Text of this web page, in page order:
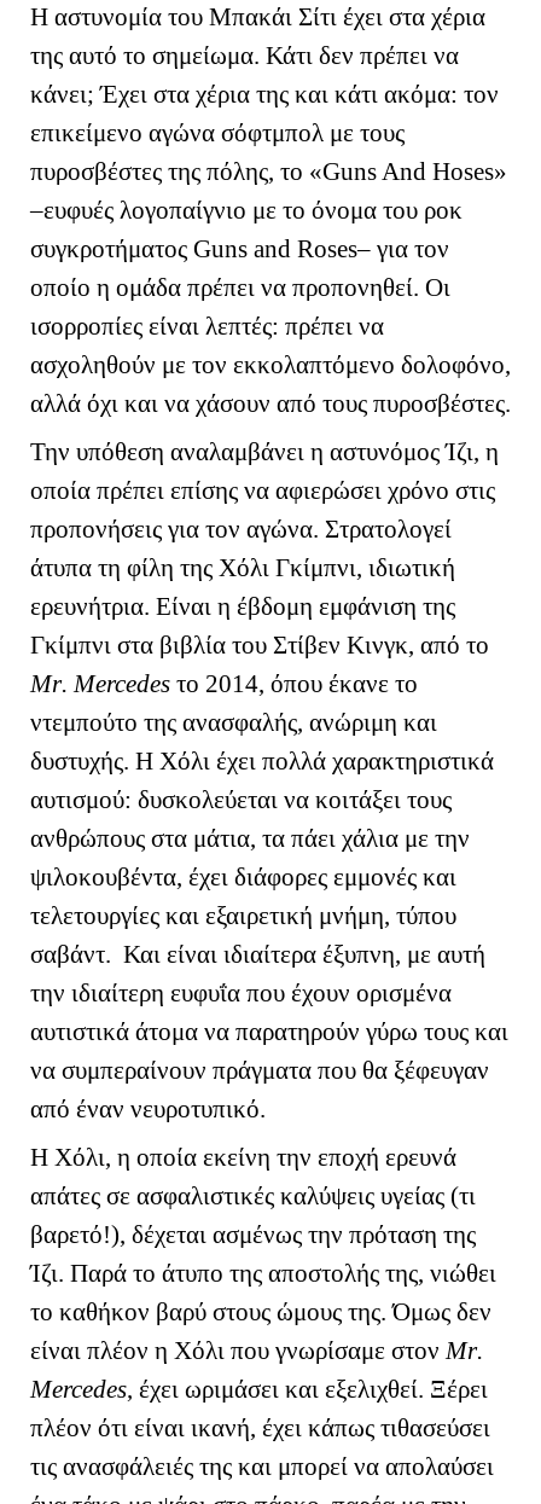
Η αστυνομία του Μπακάι Σίτι έχει στα χέρια
της αυτό το σημείωμα. Κάτι δεν πρέπει να
κάνει; Έχει στα χέρια της και κάτι ακόμα: τον
επικείμενο αγώνα σόφτμπολ με τους
πυροσβέστες της πόλης, το «Guns And Hoses»
–ευφυές λογοπαίγνιο με το όνομα του ροκ
συγκροτήματος Guns and Roses– για τον
οποίο η ομάδα πρέπει να προπονηθεί. Οι
ισορροπίες είναι λεπτές: πρέπει να
ασχοληθούν με τον εκκολαπτόμενο δολοφόνο,
αλλά όχι και να χάσουν από τους πυροσβέστες.
Την υπόθεση αναλαμβάνει η αστυνόμος Ίζι, η
οποία πρέπει επίσης να αφιερώσει χρόνο στις
προπονήσεις για τον αγώνα. Στρατολογεί
άτυπα τη φίλη της Χόλι Γκίμπνι, ιδιωτική
ερευνήτρια. Είναι η έβδομη εμφάνιση της
Γκίμπνι στα βιβλία του Στίβεν Κινγκ, από το
Mr. Mercedes τo 2014, όπου έκανε το
ντεμπούτο της ανασφαλής, ανώριμη και
δυστυχής. Η Χόλι έχει πολλά χαρακτηριστικά
αυτισμού: δυσκολεύεται να κοιτάξει τους
ανθρώπους στα μάτια, τα πάει χάλια με την
ψιλοκουβέντα, έχει διάφορες εμμονές και
τελετουργίες και εξαιρετική μνήμη, τύπου
σαβάντ. Και είναι ιδιαίτερα έξυπνη, με αυτή
την ιδιαίτερη ευφυΐα που έχουν ορισμένα
αυτιστικά άτομα να παρατηρούν γύρω τους και
να συμπεραίνουν πράγματα που θα ξέφευγαν
από έναν νευροτυπικό.
Η Χόλι, η οποία εκείνη την εποχή ερευνά
απάτες σε ασφαλιστικές καλύψεις υγείας (τι
βαρετό!), δέχεται ασμένως την πρόταση της
Ίζι. Παρά το άτυπο της αποστολής της, νιώθει
το καθήκον βαρύ στους ώμους της. Όμως δεν
είναι πλέον η Χόλι που γνωρίσαμε στον Μr.
Mercedes, έχει ωριμάσει και εξελιχθεί. Ξέρει
πλέον ότι είναι ικανή, έχει κάπως τιθασεύσει
τις ανασφάλειές της και μπορεί να απολαύσει